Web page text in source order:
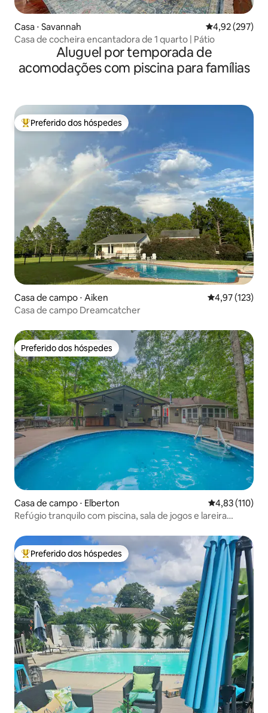
Casa ⋅ Savannah 4,92 de uma
4,92 (297)
Casa de cocheira encantadora de 1 quarto | Pátio
Aluguel por temporada de
acomodações com piscina para famílias
Entre os melhores preferidos dos hóspedes
Preferido dos hóspedes
Casa de campo ⋅ Aiken 4,97 de uma
4,97 (123)
Casa de campo Dreamcatcher
Preferido dos hóspedes
Preferido dos hóspedes
Casa de campo ⋅ Elberton 4,83 de uma
4,83 (110)
Refúgio tranquilo com piscina, sala de jogos e lareira
Entre os melhores preferidos dos hóspedes
Preferido dos hóspedes